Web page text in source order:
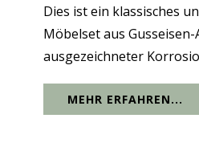
Dies ist ein klassisches
Möbelset aus
ausgezeichneter
Wetter standhalten und
MEHR ERFAHREN...